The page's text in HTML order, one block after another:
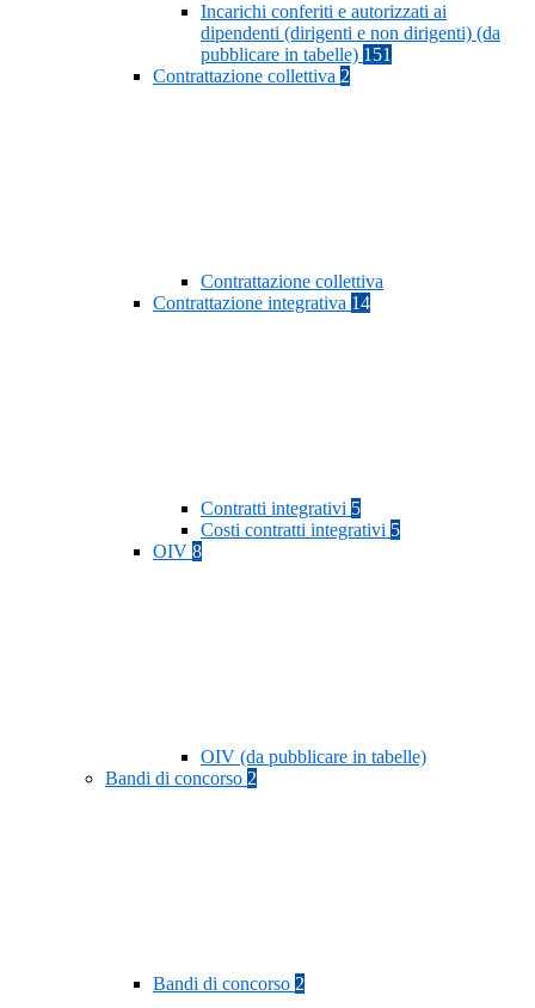
Incarichi conferiti e autorizzati ai
dipendenti (dirigenti e non dirigenti) (da
pubblicare in tabelle) 151
Contrattazione collettiva 2
Contrattazione collettiva
Contrattazione integrativa 14
Contratti integrativi 5
Costi contratti integrativi 5
OIV 8
OIV (da pubblicare in tabelle)
Bandi di concorso 2
Bandi di concorso 2